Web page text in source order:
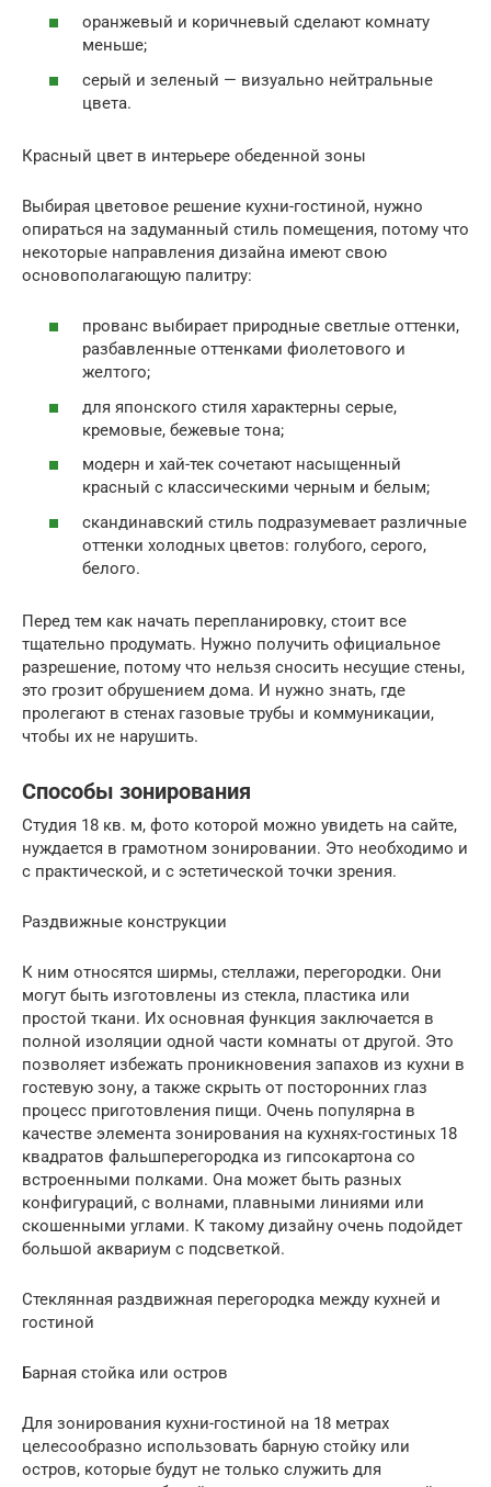
оранжевый и коричневый сделают комнату
меньше;
серый и зеленый — визуально нейтральные
цвета.
Красный цвет в интерьере обеденной зоны
Выбирая цветовое решение кухни-гостиной, нужно
опираться на задуманный стиль помещения, потому что
некоторые направления дизайна имеют свою
основополагающую палитру:
прованс выбирает природные светлые оттенки,
разбавленные оттенками фиолетового и
желтого;
для японского стиля характерны серые,
кремовые, бежевые тона;
модерн и хай-тек сочетают насыщенный
красный с классическими черным и белым;
скандинавский стиль подразумевает различные
оттенки холодных цветов: голубого, серого,
белого.
Перед тем как начать перепланировку, стоит все
тщательно продумать. Нужно получить официальное
разрешение, потому что нельзя сносить несущие стены,
это грозит обрушением дома. И нужно знать, где
пролегают в стенах газовые трубы и коммуникации,
чтобы их не нарушить.
Способы зонирования
Студия 18 кв. м, фото которой можно увидеть на сайте,
нуждается в грамотном зонировании. Это необходимо и
с практической, и с эстетической точки зрения.
Раздвижные конструкции
К ним относятся ширмы, стеллажи, перегородки. Они
могут быть изготовлены из стекла, пластика или
простой ткани. Их основная функция заключается в
полной изоляции одной части комнаты от другой. Это
позволяет избежать проникновения запахов из кухни в
гостевую зону, а также скрыть от посторонних глаз
процесс приготовления пищи. Очень популярна в
качестве элемента зонирования на кухнях-гостиных 18
квадратов фальшперегородка из гипсокартона со
встроенными полками. Она может быть разных
конфигураций, с волнами, плавными линиями или
скошенными углами. К такому дизайну очень подойдет
большой аквариум с подсветкой.
Стеклянная раздвижная перегородка между кухней и
гостиной
Барная стойка или остров
Для зонирования кухни-гостиной на 18 метрах
целесообразно использовать барную стойку или
остров, которые будут не только служить для